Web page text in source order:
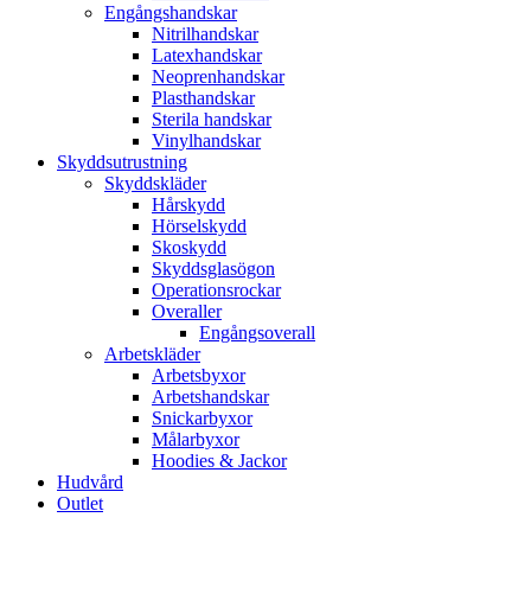
Engångshandskar
Nitrilhandskar
Latexhandskar
Neoprenhandskar
Plasthandskar
Sterila handskar
Vinylhandskar
Skyddsutrustning
Skyddskläder
Hårskydd
Hörselskydd
Skoskydd
Skyddsglasögon
Operationsrockar
Overaller
Engångsoverall
Arbetskläder
Arbetsbyxor
Arbetshandskar
Snickarbyxor
Målarbyxor
Hoodies & Jackor
Hudvård
Outlet